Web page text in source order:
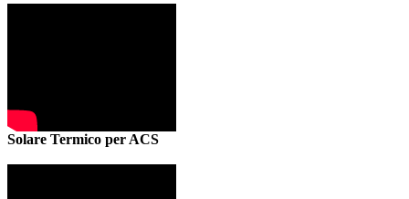
Solare Termico per ACS